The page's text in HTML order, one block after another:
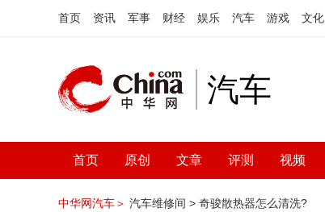
首页 资讯 军事 财经 娱乐 汽车 游戏 文化
汽车
首页 原创 文章 评测 视频
中华网汽车＞ 汽车维修间 > 奇骏散热器怎么清洗?